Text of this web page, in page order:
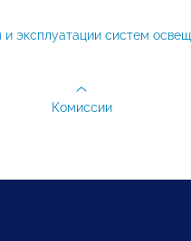
и эксплуатации систем
Комиссии